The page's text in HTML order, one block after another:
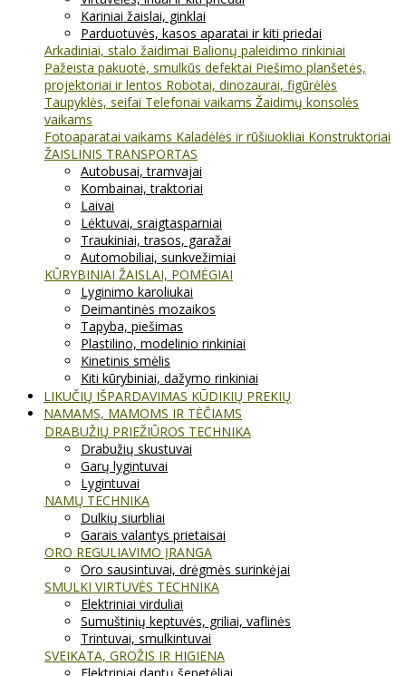
Kariniai žaislai, ginklai
Parduotuvės, kasos aparatai ir kiti priedai
Arkadiniai, stalo žaidimai Balionų paleidimo rinkiniai
Pažeista pakuotė, smulkūs defektai Piešimo planšetės,
projektoriai ir lentos Robotai, dinozaurai, figūrėlės
Taupyklės, seifai Telefonai vaikams Žaidimų konsolės
vaikams
Fotoaparatai vaikams Kaladėlės ir rūšiuokliai Konstruktoriai
ŽAISLINIS TRANSPORTAS
Autobusai, tramvajai
Kombainai, traktoriai
Laivai
Lėktuvai, sraigtasparniai
Traukiniai, trasos, garažai
Automobiliai, sunkvežimiai
KŪRYBINIAI ŽAISLAI, POMĖGIAI
Lyginimo karoliukai
Deimantinės mozaikos
Tapyba, piešimas
Plastilino, modelinio rinkiniai
Kinetinis smėlis
Kiti kūrybiniai, dažymo rinkiniai
LIKUČIŲ IŠPARDAVIMAS KŪDIKIŲ PREKIŲ
NAMAMS, MAMOMS IR TĖČIAMS
DRABUŽIŲ PRIEŽIŪROS TECHNIKA
Drabužių skustuvai
Garų lygintuvai
Lygintuvai
NAMŲ TECHNIKA
Dulkių siurbliai
Garais valantys prietaisai
ORO REGULIAVIMO ĮRANGA
Oro sausintuvai, drėgmės surinkėjai
SMULKI VIRTUVĖS TECHNIKA
Elektriniai virduliai
Sumuštinių keptuvės, griliai, vaflinės
Trintuvai, smulkintuvai
SVEIKATA, GROŽIS IR HIGIENA
Elektriniai dantų šepetėliai